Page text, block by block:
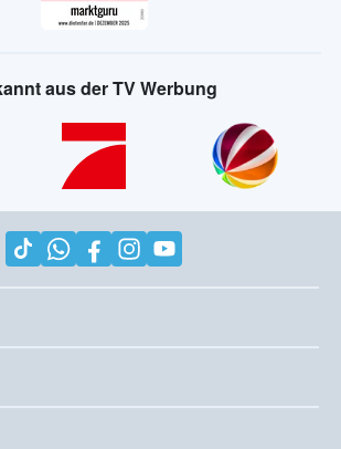
aus der TV Werbung